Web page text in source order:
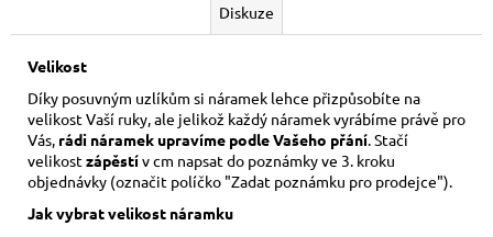
Diskuze
Velikost
Díky posuvným uzlíkům si náramek lehce přizpůsobíte na
velikost Vaší ruky, ale jelikož každý náramek vyrábíme právě pro
Vás, rádi náramek upravíme podle Vašeho přání . Stačí
velikostzápěstív cm napsat do poznámky ve 3. kroku
objednávky (označit políčko "Zadat poznámku pro prodejce").
Jak vybrat velikost náramku